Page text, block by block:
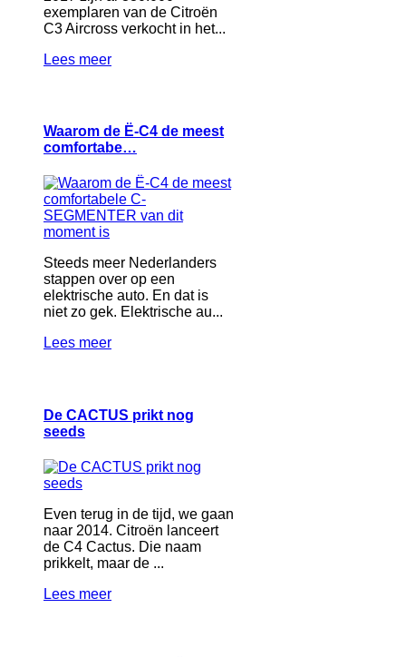
exemplaren van de Citroën
C3 Aircross verkocht in het...
Lees meer
Waarom de Ë-C4 de meest
comfortabe…
Steeds meer Nederlanders
stappen over op een
elektrische auto. En dat is
niet zo gek. Elektrische au...
Lees meer
De CACTUS prikt nog
seeds
Even terug in de tijd, we gaan
naar 2014. Citroën lanceert
de C4 Cactus. Die naam
prikkelt, maar de ...
Lees meer